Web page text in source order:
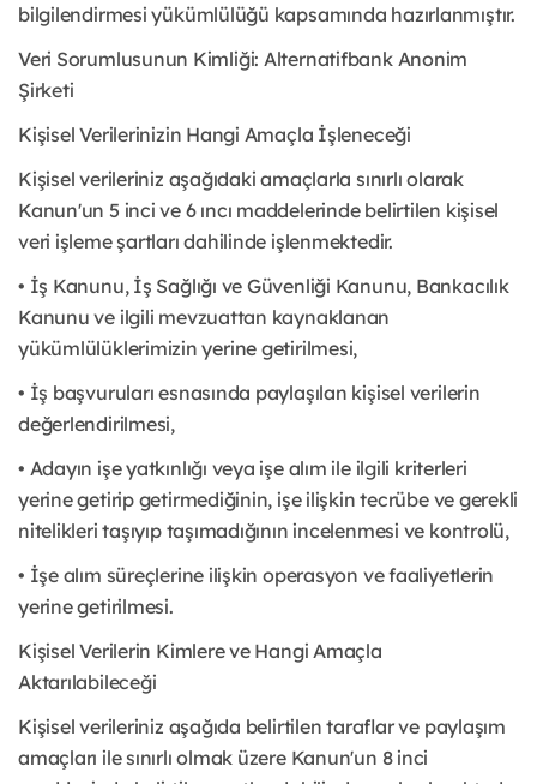
bilgilendirmesi yükümlülüğü kapsamında hazırlanmıştır.
Veri Sorumlusunun Kimliği: Alternatifbank Anonim
Şirketi
Kişisel Verilerinizin Hangi Amaçla İşleneceği
Kişisel verileriniz aşağıdaki amaçlarla sınırlı olarak
Kanun'un 5 inci ve 6 ıncı maddelerinde belirtilen kişisel
veri işleme şartları dahilinde işlenmektedir.
• İş Kanunu, İş Sağlığı ve Güvenliği Kanunu, Bankacılık
Kanunu ve ilgili mevzuattan kaynaklanan
yükümlülüklerimizin yerine getirilmesi,
• İş başvuruları esnasında paylaşılan kişisel verilerin
değerlendirilmesi,
• Adayın işe yatkınlığı veya işe alım ile ilgili kriterleri
yerine getirip getirmediğinin, işe ilişkin tecrübe ve gerekli
nitelikleri taşıyıp taşımadığının incelenmesi ve kontrolü,
• İşe alım süreçlerine ilişkin operasyon ve faaliyetlerin
yerine getirilmesi.
Kişisel Verilerin Kimlere ve Hangi Amaçla
Aktarılabileceği
Kişisel verileriniz aşağıda belirtilen taraflar ve paylaşım
amaçları ile sınırlı olmak üzere Kanun'un 8 inci